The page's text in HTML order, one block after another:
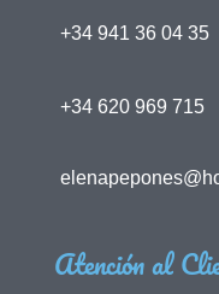
+34 941 36 04 35
+34 620 969 715
Atención al